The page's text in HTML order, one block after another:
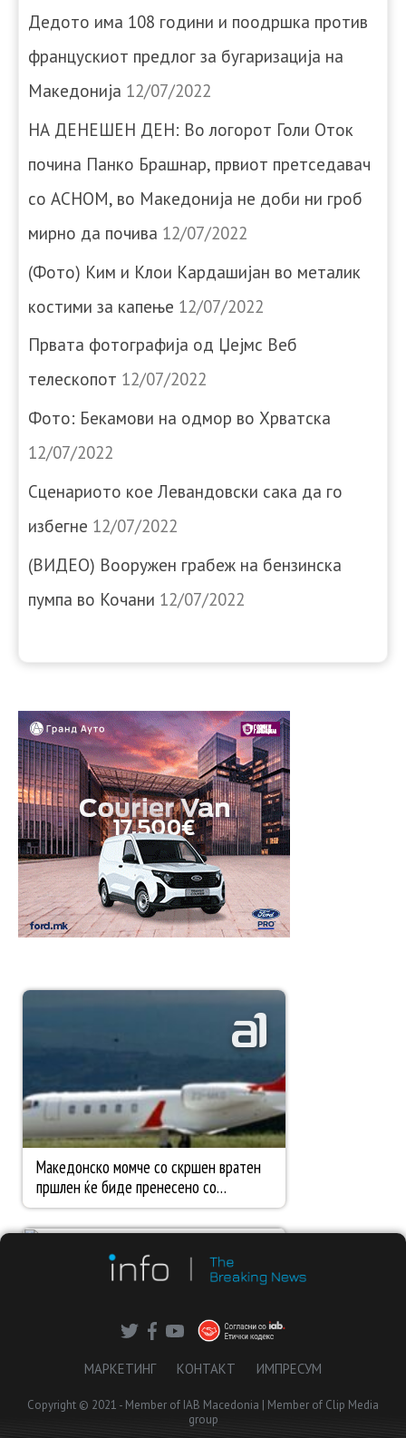
Дедото има 108 години и поодршка против
францускиот предлог за бугаризација на
Македонија 12/07/2022
НА ДЕНЕШЕН ДЕН: Во логорот Голи Оток
почина Панко Брашнар, првиот претседавач
со АСНОМ, во Македонија не доби ни гроб
мирно да почива 12/07/2022
(Фото) Ким и Клои Кардашијан во металик
костими за капење 12/07/2022
Првата фотографија од Џејмс Веб
телескопот 12/07/2022
Фото: Бекамови на одмор во Хрватска
12/07/2022
Сценариото кое Левандовски сака да го
избегне 12/07/2022
(ВИДЕО) Вооружен грабеж на бензинска
пумпа во Кочани 12/07/2022
МАРКЕТИНГ КОНТАКТ ИМПРЕСУМ
Copyright © 2021 - Member of IAB Macedonia | Member of Clip Media
group